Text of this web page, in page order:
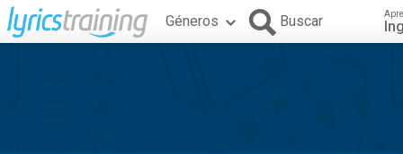
Géneros Buscar